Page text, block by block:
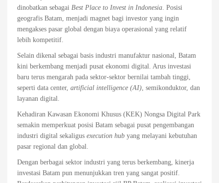
dinobatkan sebagai Best Place to Invest in Indonesia . Posisi
geografis Batam, menjadi magnet bagi investor yang ingin
mengakses pasar global dengan biaya operasional yang relatif
lebih kompetitif.
Selain dikenal sebagai basis industri manufaktur nasional, Batam
kini berkembang menjadi pusat ekonomi digital. Arus investasi
baru terus mengarah pada sektor-sektor bernilai tambah tinggi,
seperti data center, artificial intelligence (AI) , semikonduktor, dan
layanan digital.
Kehadiran Kawasan Ekonomi Khusus (KEK) Nongsa Digital Park
semakin memperkuat posisi Batam sebagai pusat pengembangan
industri digital sekaligus execution hub yang melayani kebutuhan
pasar regional dan global.
Dengan berbagai sektor industri yang terus berkembang, kinerja
investasi Batam pun menunjukkan tren yang sangat positif.